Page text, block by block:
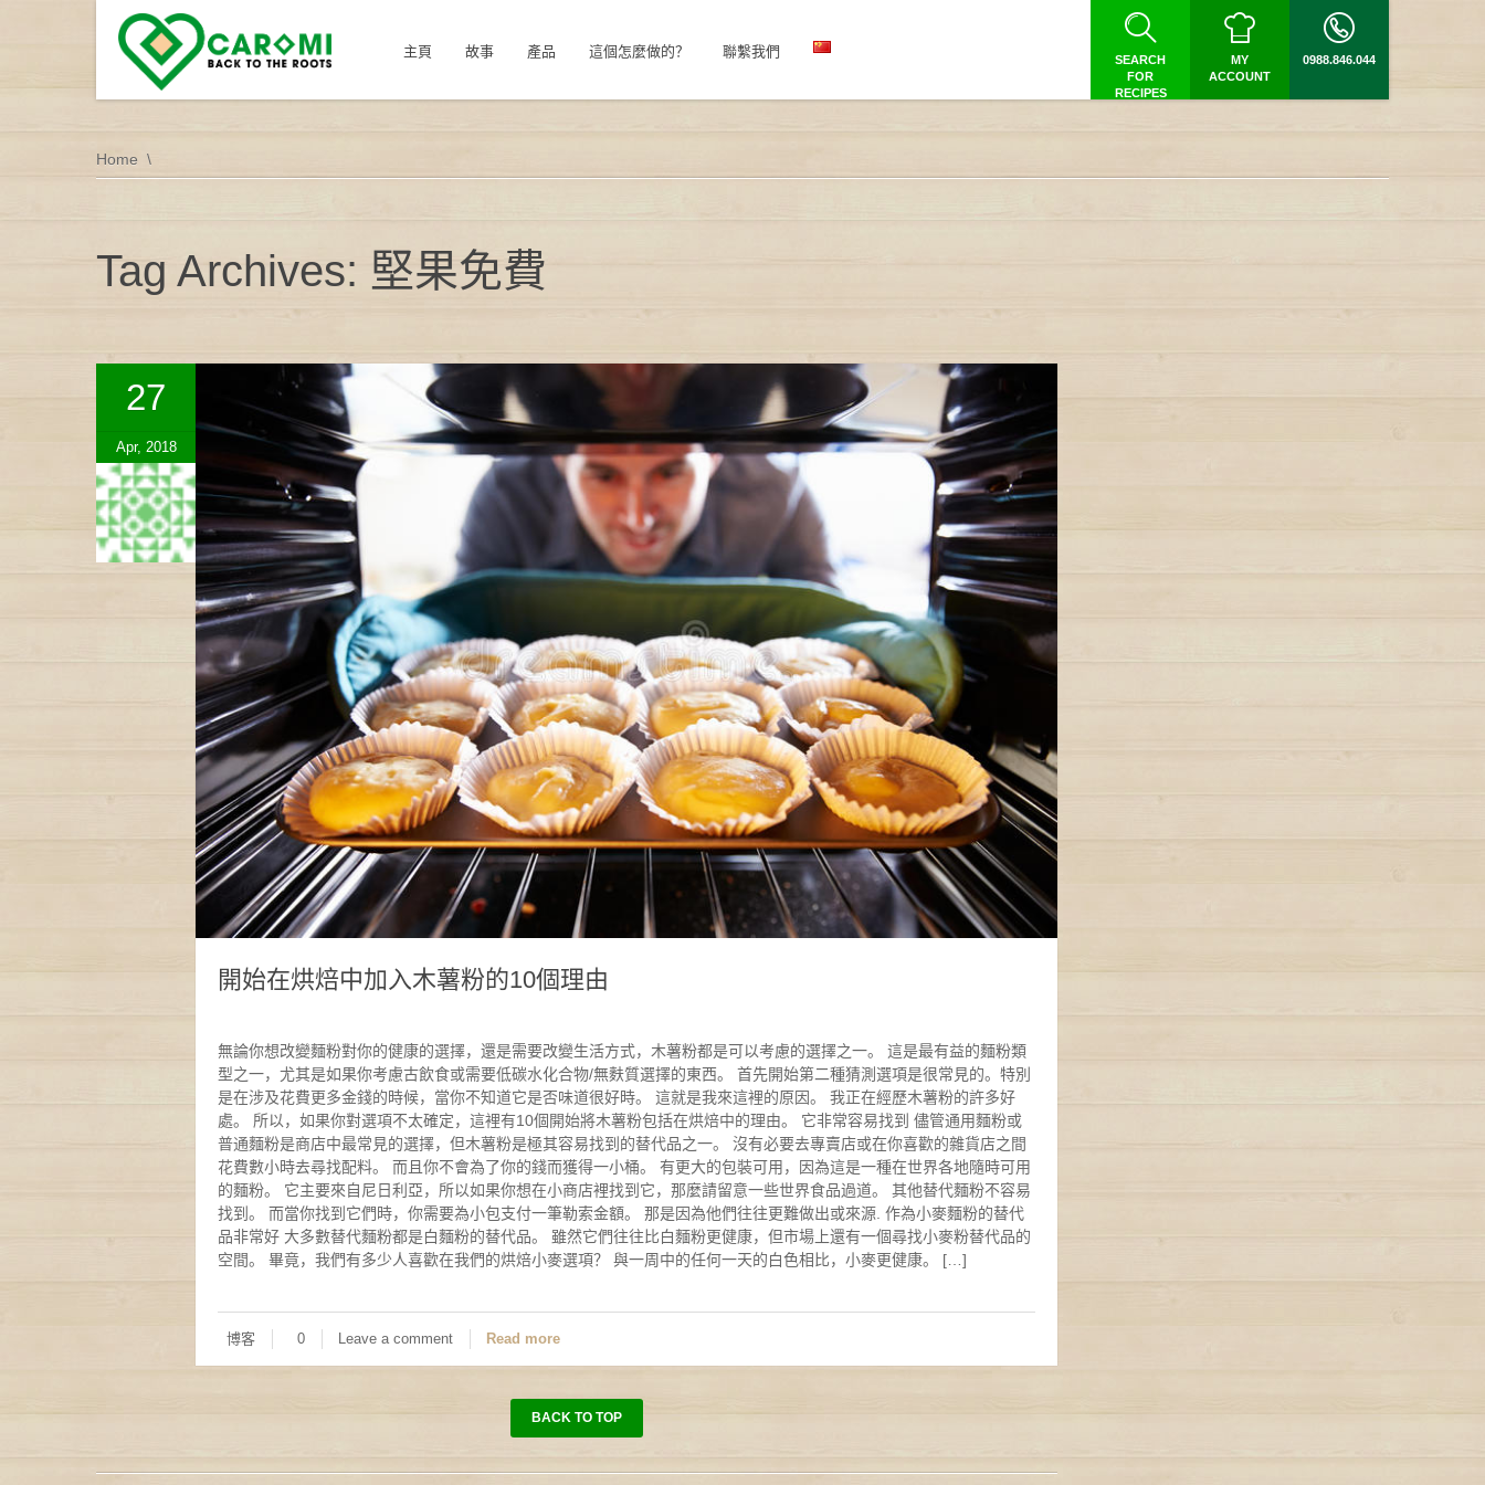
主頁 故事 產品 這個怎麼做的？ 聯繫我們
SEARCH
FOR
RECIPES
MY
ACCOUNT
0988.846.044
Home
Tag Archives: 堅果免費
27
Apr, 2018
開始在烘焙中加入木薯粉的10個理由
無論你想改變麵粉對你的健康的選擇，還是需要改變生活方式，木薯粉都是可以考慮的選擇之一。 這是最有益的麵粉類
型之一，尤其是如果你考慮古飲食或需要低碳水化合物/無麩質選擇的東西。 首先開始第二種猜測選項是很常見的。特別
是在涉及花費更多金錢的時候，當你不知道它是否味道很好時。 這就是我來這裡的原因。 我正在經歷木薯粉的許多好
處。 所以，如果你對選項不太確定，這裡有10個開始將木薯粉包括在烘焙中的理由。 它非常容易找到 儘管通用麵粉或
普通麵粉是商店中最常見的選擇，但木薯粉是極其容易找到的替代品之一。 沒有必要去專賣店或在你喜歡的雜貨店之間
花費數小時去尋找配料。 而且你不會為了你的錢而獲得一小桶。 有更大的包裝可用，因為這是一種在世界各地隨時可用
的麵粉。 它主要來自尼日利亞，所以如果你想在小商店裡找到它，那麼請留意一些世界食品過道。 其他替代麵粉不容易
找到。 而當你找到它們時，你需要為小包支付一筆勒索金額。 那是因為他們往往更難做出或來源. 作為小麥麵粉的替代
品非常好 大多數替代麵粉都是白麵粉的替代品。 雖然它們往往比白麵粉更健康，但市場上還有一個尋找小麥粉替代品的
空間。 畢竟，我們有多少人喜歡在我們的烘焙小麥選項？ 與一周中的任何一天的白色相比，小麥更健康。 […]
博客 0 Leave a comment Read more
BACK TO TOP